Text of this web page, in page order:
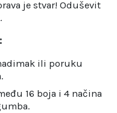
je stvar! Oduševit
ili poruku
16 boja i 4 načina